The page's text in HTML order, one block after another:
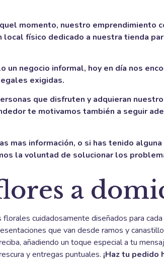
momento, nuestro emprendimiento
físico dedicado a nuestra tienda
un negocio informal, hoy en día nos
exigidas.
que disfruten y adquieran
te motivamos también a seguir
mas información, o si has tenido
la voluntad de solucionar los
a
cuidadosamente diseñados para
que van desde ramos y
añadiendo un toque especial a tu
y entregas puntuales. ¡Haz tu